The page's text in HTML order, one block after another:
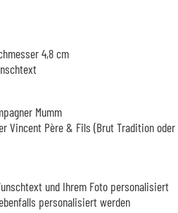
4,8 cm
Mumm
Vincent Père & Fils (Brut Tradition oder
und Ihrem Foto personalisiert
personalisiert werden